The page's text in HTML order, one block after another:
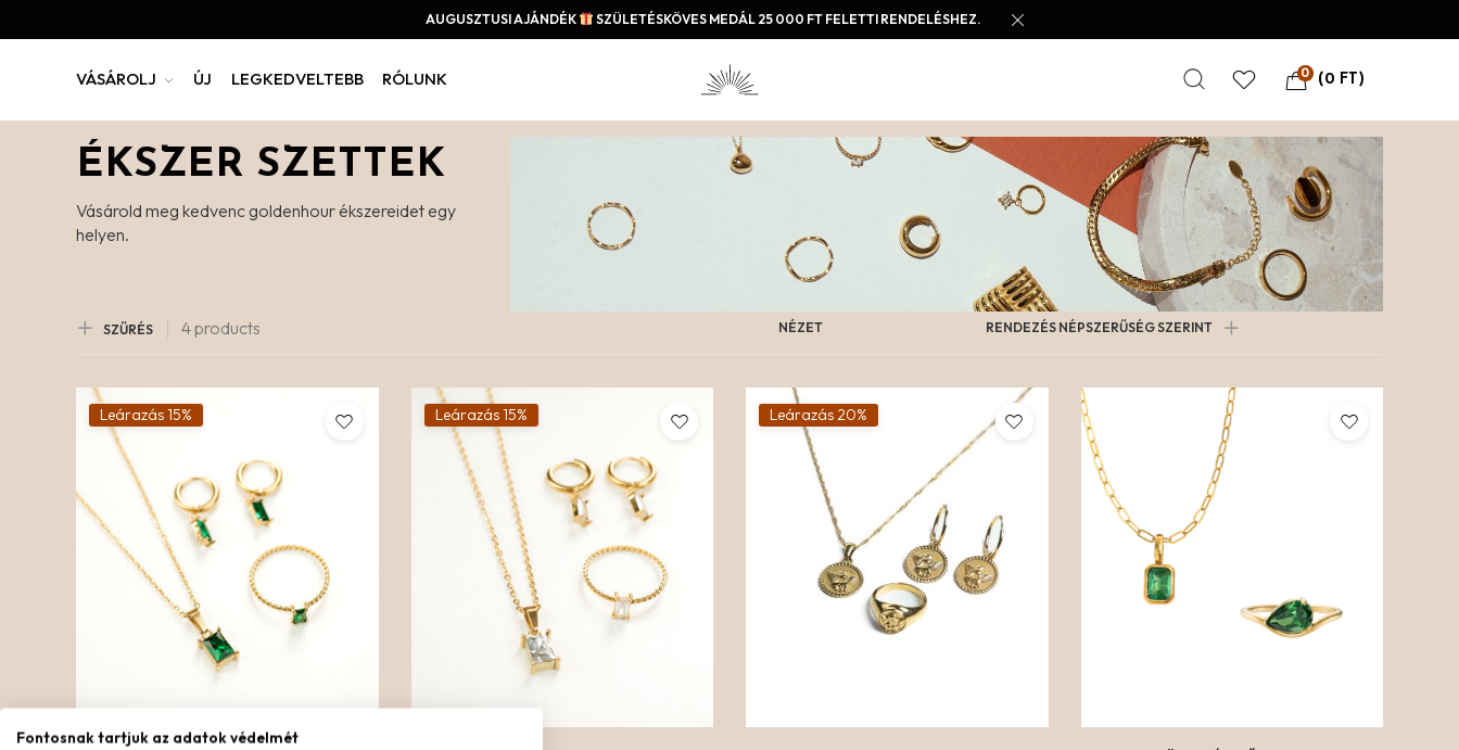
AUGUSZTUSI AJÁNDÉK SZÜLETÉSKÖVES MEDÁL 25 000 FT FELETTI RENDELÉSHEZ.
VÁSÁROLJ ÚJ LEGKEDVELTEBB RÓLUNK 0 (0 FT )
ÉKSZER SZETTEK
Vásárold meg kedvenc goldenhour ékszereidet egy
helyen.
SZŰRÉS 4 products NÉZET RENDEZÉS NÉPSZERŰSÉG SZERINT
Leárazás 15% Leárazás 15% Leárazás 20%
Fontosnak tartjuk az adatok védelmét